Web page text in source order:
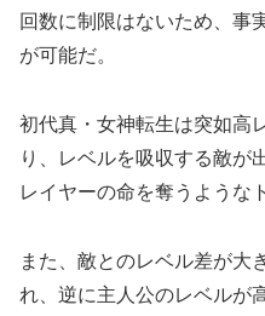
回数に制限はないため、事
が可能だ。
初代真・女神転生は突如高
り、レベルを吸収する敵が
レイヤーの命を奪うような
また、敵とのレベル差が大
れ、逆に主人公のレベルが